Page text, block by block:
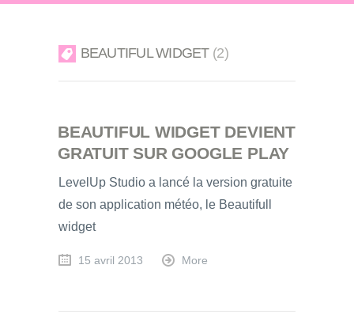
BEAUTIFUL WIDGET 2
BEAUTIFUL WIDGET DEVIENT
GRATUIT SUR GOOGLE PLAY
LevelUp Studio a lancé la version gratuite
de son application météo, le Beautifull
widget
15 avril 2013 More